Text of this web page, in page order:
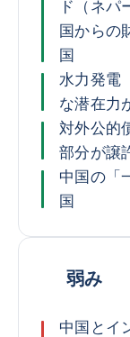
ド（ネパ
国からの
国
水力発電
な潜在力
対外公的
部分が譲
中国の「
国
弱み
中国とイ